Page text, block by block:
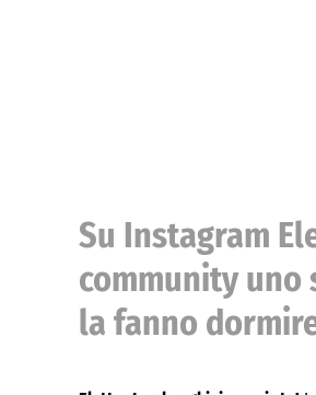
Su Instagram
community uno
la fanno